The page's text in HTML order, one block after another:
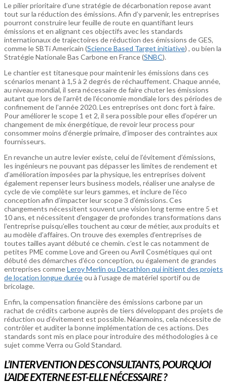
Le pilier prioritaire d’une stratégie de décarbonation repose avant
tout sur la réduction des émissions. Afin d’y parvenir, les entreprises
pourront construire leur feuille de route en quantifiant leurs
émissions et en alignant ces objectifs avec les standards
internationaux de trajectoires de réduction des émissions de GES,
comme le SBTi Americain (Science Based Target initiative) , ou bien la
Stratégie Nationale Bas Carbone en France (SNBC).
Le chantier est titanesque pour maintenir les émissions dans ces
scénarios menant à 1,5 à 2 degrés de réchauffement. Chaque année,
au niveau mondial, il sera nécessaire de faire chuter les émissions
autant que lors de l’arrêt de l’économie mondiale lors des périodes de
confinement de l’année 2020. Les entreprises ont donc fort à faire.
Pour améliorer le scope 1 et 2, il sera possible pour elles d’opérer un
changement de mix énergétique, de revoir leur process pour
consommer moins d’énergie primaire, d’imposer des contraintes aux
fournisseurs.
En revanche un autre levier existe, celui de l’évitement d’émissions,
les ingénieurs ne pouvant pas dépasser les limites de rendement et
d’amélioration imposées par la physique, les entreprises doivent
également repenser leurs business models, réaliser une analyse de
cycle de vie complète sur leurs gammes, et inclure de l’éco
conception afin d’impacter leur scope 3 d’émissions. Ces
changements nécessitent souvent une vision long terme entre 5 et
10 ans, et nécessitent d’engager de profondes transformations dans
l’entreprise puisqu’elles touchent au cœur de métier, aux produits et
au modèle d’affaires. On trouve des exemples d’entreprises de
toutes tailles ayant débuté ce chemin. c’est le cas notamment de
petites PME comme Love and Green ou Avril Cosmétiques qui ont
débuté des démarches d’éco conception, ou également de grandes
entreprises commeLeroy Merlin ou Decathlon qui initient des projets
de location longue duréeou à l’usage de matériel sportif ou de
bricolage.
Enfin, la compensation financière des émissions carbone par un
rachat de crédits carbone auprès de tiers développant des projets de
réduction ou d’évitement est possible. Néanmoins, cela nécessite de
contrôler et auditer la bonne implémentation de ces actions. Des
standards sont mis en place pour introduire des méthodologies à ce
sujet comme Verra ou Gold Standard.
L’INTERVENTION DES CONSULTANTS, POURQUOI
L’AIDE EXTERNE EST-ELLE NÉCESSAIRE ?